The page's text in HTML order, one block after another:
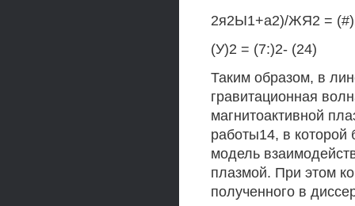
2я2Ы1+а2)/ЖЯ2 =
(У)2 = (7:)2- (24)
Таким образом, в
гравитационная
магнитоактивной
работы14, в которой
модель
плазмой. При этом
полученного в